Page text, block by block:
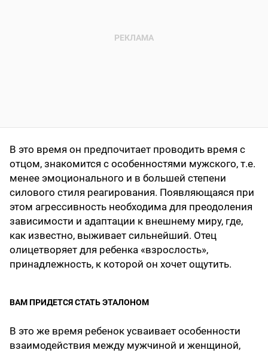
В это время он предпочитает проводить время с
отцом, знакомится с особенностями мужского, т.е.
менее эмоционального и в большей степени
силового стиля реагирования. Появляющаяся при
этом агрессивность необходима для преодоления
зависимости и адаптации к внешнему миру, где,
как известно, выживает сильнейший. Отец
олицетворяет для ребенка «взрослость»,
принадлежность, к которой он хочет ощутить.
ВАМ ПРИДЕТСЯ СТАТЬ ЭТАЛОНОМ
В это же время ребенок усваивает особенности
взаимодействия между мужчиной и женщиной,